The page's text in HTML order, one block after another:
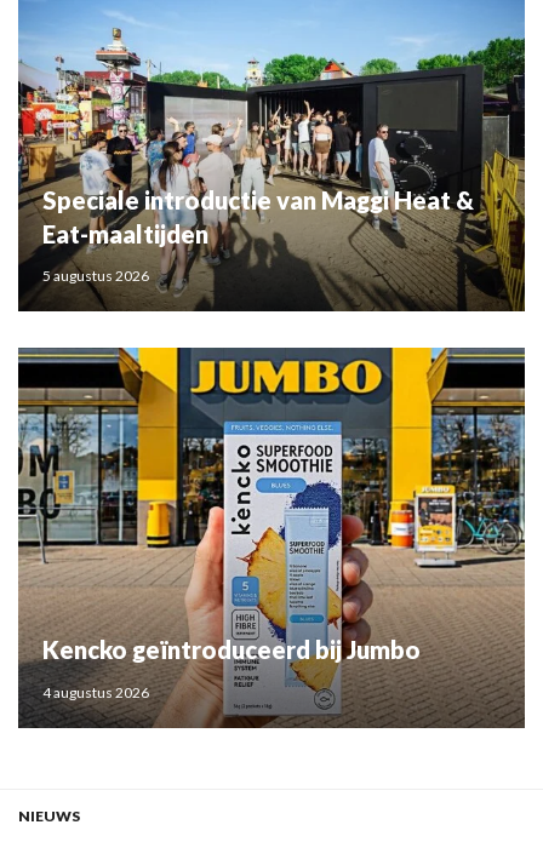
Speciale introductie van Maggi Heat &
Eat-maaltijden
5 augustus 2026
Kencko geïntroduceerd bij Jumbo
4 augustus 2026
NIEUWS